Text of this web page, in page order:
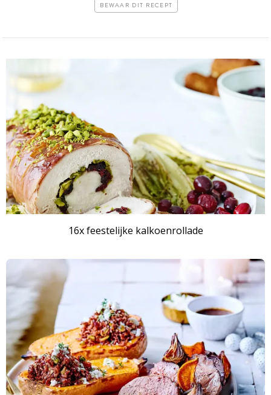
BEWAAR DIT RECEPT
16x feestelijke kalkoenrollade